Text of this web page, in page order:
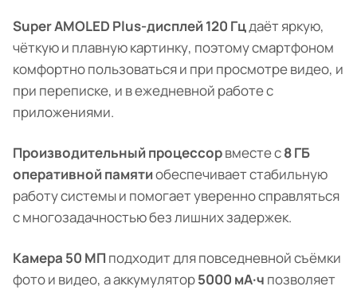
Super AMOLED Plus-дисплей 120 Гцдаёт яркую,
чёткую и плавную картинку, поэтому смартфоном
комфортно пользоваться и при просмотре видео, и
при переписке, и в ежедневной работе с
приложениями.
Производительный процессорвместе с8 ГБ
оперативной памятиобеспечивает стабильную
работу системы и помогает уверенно справляться
с многозадачностью без лишних задержек.
Камера 50 МП подходит для повседневной съёмки
фото и видео, а аккумулятор5000 мА·ч позволяет